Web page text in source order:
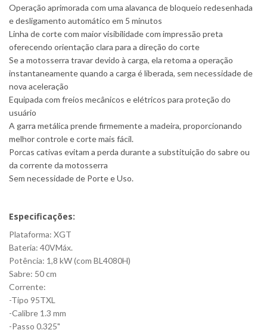
Operação aprimorada com uma alavanca de bloqueio redesenhada
e desligamento automático em 5 minutos
Linha de corte com maior visibilidade com impressão preta
oferecendo orientação clara para a direção do corte
Se a motosserra travar devido à carga, ela retoma a operação
instantaneamente quando a carga é liberada, sem necessidade de
nova aceleração
Equipada com freios mecânicos e elétricos para proteção do
usuário
A garra metálica prende firmemente a madeira, proporcionando
melhor controle e corte mais fácil.
Porcas cativas evitam a perda durante a substituição do sabre ou
da corrente da motosserra
Sem necessidade de Porte e Uso.
Especificações:
Plataforma: XGT
Bateria: 40VMáx.
Potência: 1,8 kW (com BL4080H)
Sabre: 50 cm
Corrente:
-Tipo 95TXL
-Calibre 1.3 mm
-Passo 0.325"